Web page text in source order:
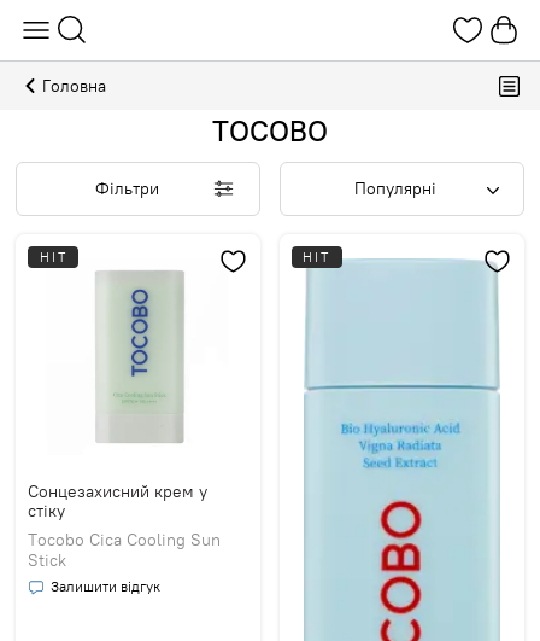
Головна
TOCOBO
Фільтри Популярні
HIT
Сонцезахисний крем у
стіку
Tocobo Cica Cooling Sun
Stick
Залишити відгук
HIT